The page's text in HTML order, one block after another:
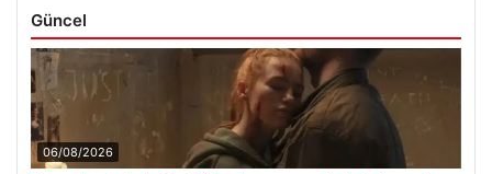
Güncel
06/08/2026